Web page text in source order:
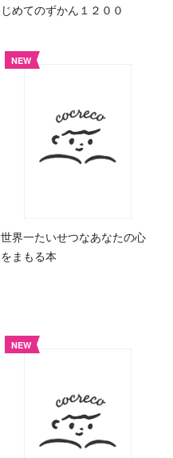
じめてのずかん１２００
NEW
世界一たいせつなあなたの心
をまもる本
NEW